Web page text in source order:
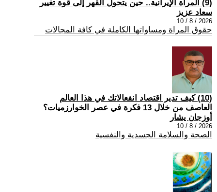
(9) المرأة الإيرانية.. حين يتحول القهر إلى قوة تغيير
سعاد عزيز
2026 / 8 / 10
حقوق المراة ومساواتها الكاملة في كافة المجالات
(10) كيف تدير اقتصاد انفعالاتك في هذا العالم
العاصف من خلال 13 فكرة في عصر الخوارزميات؟
أوزجان يشار
2026 / 8 / 10
الصحة والسلامة الجسدية والنفسية